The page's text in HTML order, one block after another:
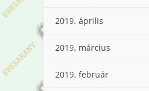
2019. április
2019. március
2019. február